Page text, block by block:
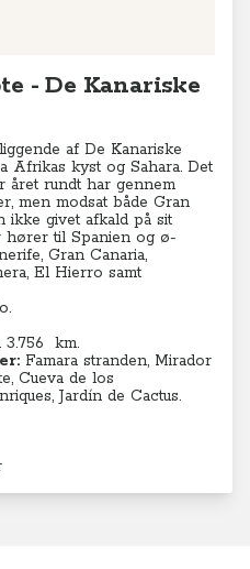
- De Kanariske
af De Kanariske
Afrikas kyst og Sahara. Det
året rundt har gennem
men modsat både Gran
ikke givet afkald på sit
til Spanien og ø-
Gran Canaria,
El Hierro samt
3.756 km.
Famara stranden, Mirador
Cueva de los
Jardín de Cactus.